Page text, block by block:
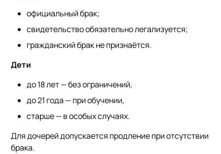
официальный брак;
свидетельство обязательно легализуется;
гражданский брак не признаётся.
Дети
до 18 лет — без ограничений,
до 21 года — при обучении,
старше — в особых случаях.
Для дочерей допускается продление при отсутствии
брака.